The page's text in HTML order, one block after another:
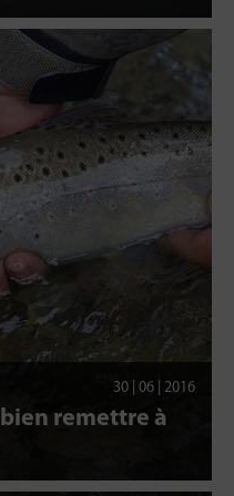
30 | 06 | 2016
remettre à